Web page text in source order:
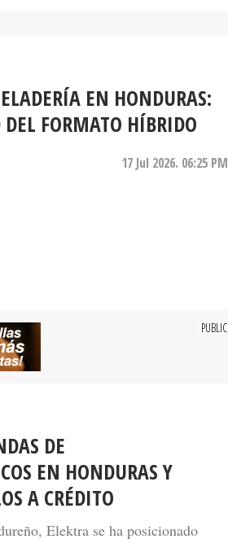
EN HONDURAS:
FORMATO HÍBRIDO
17 Jul 2026. 06:25 PM
DE
EN HONDURAS Y
A CRÉDITO
Elektra se ha posicionado
más reconocidas gracias a su